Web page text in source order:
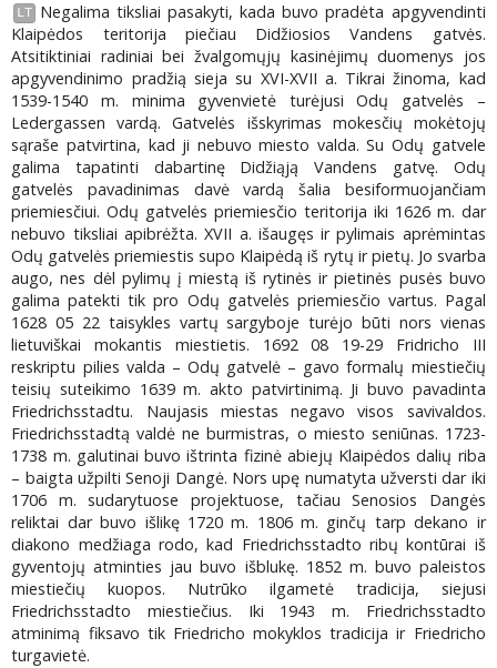
LT
Negalima tiksliai pasakyti, kada buvo pradėta apgyvendinti
Klaipėdos teritorija piečiau Didžiosios Vandens gatvės.
Atsitiktiniai radiniai bei žvalgomųjų kasinėjimų duomenys jos
apgyvendinimo pradžią sieja su XVI-XVII a. Tikrai žinoma, kad
1539-1540 m. minima gyvenvietė turėjusi Odų gatvelės –
Ledergassen vardą. Gatvelės išskyrimas mokesčių mokėtojų
sąraše patvirtina, kad ji nebuvo miesto valda. Su Odų gatvele
galima tapatinti dabartinę Didžiąją Vandens gatvę. Odų
gatvelės pavadinimas davė vardą šalia besiformuojančiam
priemiesčiui. Odų gatvelės priemiesčio teritorija iki 1626 m. dar
nebuvo tiksliai apibrėžta. XVII a. išaugęs ir pylimais aprėmintas
Odų gatvelės priemiestis supo Klaipėdą iš rytų ir pietų. Jo svarba
augo, nes dėl pylimų į miestą iš rytinės ir pietinės pusės buvo
galima patekti tik pro Odų gatvelės priemiesčio vartus. Pagal
1628 05 22 taisykles vartų sargyboje turėjo būti nors vienas
lietuviškai mokantis miestietis. 1692 08 19-29 Fridricho III
reskriptu pilies valda – Odų gatvelė – gavo formalų miestiečių
teisių suteikimo 1639 m. akto patvirtinimą. Ji buvo pavadinta
Friedrichsstadtu. Naujasis miestas negavo visos savivaldos.
Friedrichsstadtą valdė ne burmistras, o miesto seniūnas. 1723-
1738 m. galutinai buvo ištrinta fizinė abiejų Klaipėdos dalių riba
– baigta užpilti Senoji Dangė. Nors upę numatyta užversti dar iki
1706 m. sudarytuose projektuose, tačiau Senosios Dangės
reliktai dar buvo išlikę 1720 m. 1806 m. ginčų tarp dekano ir
diakono medžiaga rodo, kad Friedrichsstadto ribų kontūrai iš
gyventojų atminties jau buvo išblukę. 1852 m. buvo paleistos
miestiečių kuopos. Nutrūko ilgametė tradicija, siejusi
Friedrichsstadto miestiečius. Iki 1943 m. Friedrichsstadto
atminimą fiksavo tik Friedricho mokyklos tradicija ir Friedricho
turgavietė.